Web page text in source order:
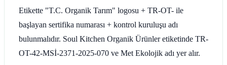
Etikette "T.C. Organik Tarım" logosu + TR-OT- ile
başlayan sertifika numarası + kontrol kuruluşu adı
bulunmalıdır. Soul Kitchen Organik Ürünler etiketinde TR-
OT-42-MSİ-2371-2025-070 ve Met Ekolojik adı yer alır.